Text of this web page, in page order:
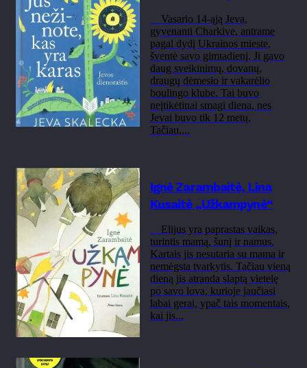
Vasario 14-ąją Jeva,
gyvenanti Charkive, antrame
pagal dydį Ukrainos mieste,
šventė savo gimtadienį. Ji gavo
daug sveikinimų, dovanų,
draugų dėmesio ir vakarėlio
boulingo klube. Tai buvo
neįtikėtinai smagi diena, nes
Jevai buvo tik 12 metų.
Tačiau,...
Ignė Zarambaitė, Lina
Kusaitė „Užkampynė“
Elijus yra paprastas vaikas,
turintis mamą, šunį ir namus.
Kartais jis nesutaria su mama ir
nemėgsta tvarkytis. Tačiau vieną
dieną jis atranda slaptą vietelę
po savo lova, kurioje jaučiasi
labai gerai, ypač tais momentais,
kai jis...